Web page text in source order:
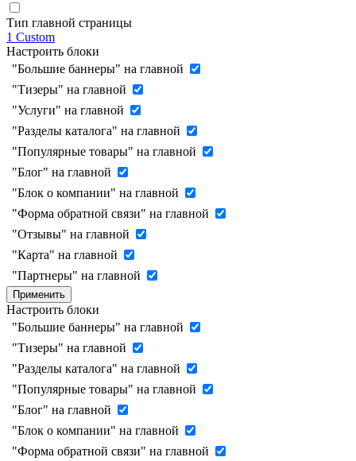
Тип главной страницы
1 Custom
Настроить блоки
"Большие баннеры" на главной
"Тизеры" на главной
"Услуги" на главной
"Разделы каталога" на главной
"Популярные товары" на главной
"Блог" на главной
"Блок о компании" на главной
"Форма обратной связи" на главной
"Отзывы" на главной
"Карта" на главной
"Партнеры" на главной
Применить
Настроить блоки
"Большие баннеры" на главной
"Тизеры" на главной
"Разделы каталога" на главной
"Популярные товары" на главной
"Блог" на главной
"Блок о компании" на главной
"Форма обратной связи" на главной